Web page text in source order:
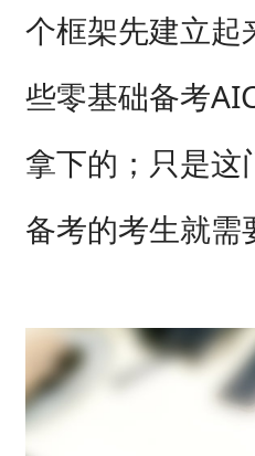
个框架先建立起
些零基础备考
拿下的；只是这
备考的考生就需